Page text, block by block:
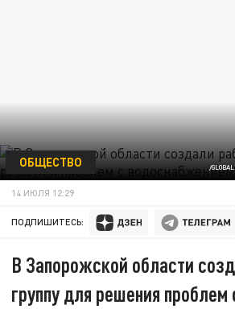
/
ОБЩЕСТВО
14 ИЮЛЯ 12:29
ПОДПИШИТЕСЬ:
В Запорожской области
группу для решения проблем